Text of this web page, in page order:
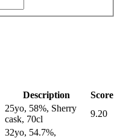
Description
Score
25yo, 58%, Sherry
cask, 70cl
9.20
32yo, 54.7%,